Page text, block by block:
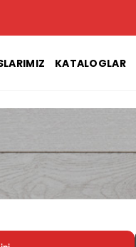
KATALOGLAR